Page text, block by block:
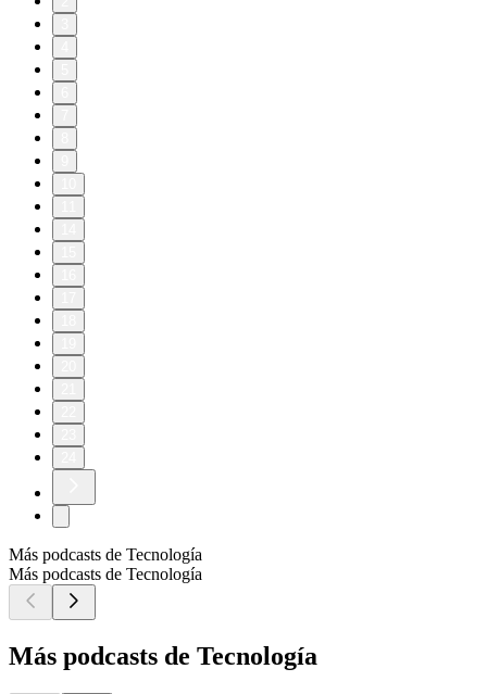
Más podcasts de Tecnología
Más podcasts de Tecnología
Más podcasts de Tecnología